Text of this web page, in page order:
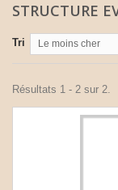
STRUCTURE
Tri Le moins cher
Résultats 1 - 2 sur 2.